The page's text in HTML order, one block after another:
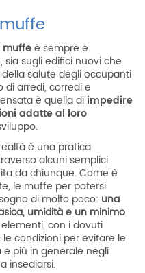
muffeè sempre e
sugli edifici nuovi che
salute degli occupanti
arredi, corredi e
è quella di impedire
adatte al loro
è una pratica
alcuni semplici
da chiunque. Come è
le muffe per potersi
di molto poco: una
umidità e un minimo
con i dovuti
condizioni per evitare le
più in generale negli
insediarsi.